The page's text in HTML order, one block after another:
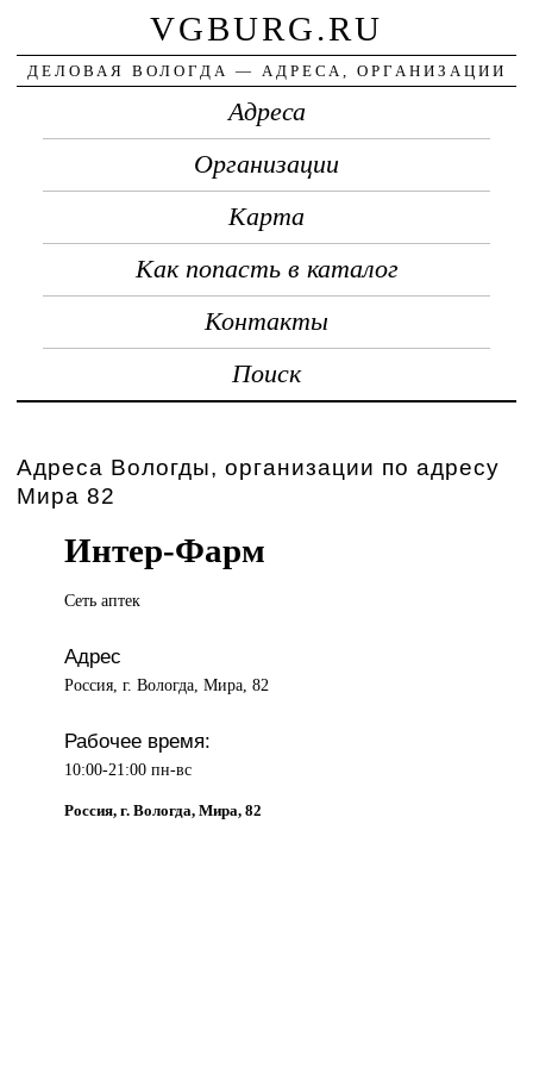
VGBURG.RU
ДЕЛОВАЯ ВОЛОГДА — АДРЕСА, ОРГАНИЗАЦИИ
Адреса
Организации
Карта
Как попасть в каталог
Контакты
Поиск
Адреса Вологды, организации по адресу
Мира 82
Интер-Фарм
Сеть аптек
Адрес
Россия, г. Вологда, Мира, 82
Рабочее время:
10:00-21:00 пн-вс
Россия, г. Вологда, Мира, 82